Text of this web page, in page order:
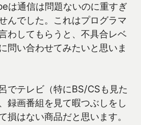
は通信は問題ないのに重すぎ
んでした。これはプログラマ
わしてもらうと、不具合レベ
問い合わせてみたいと思いま
でテレビ（特にBS/CSも見た
録画番組を見て暇つぶしをし
損はない商品だと思います。